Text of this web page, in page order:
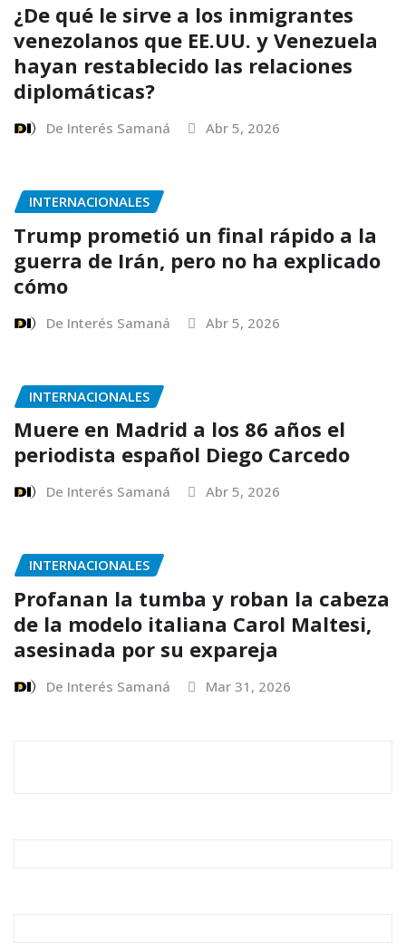
¿De qué le sirve a los inmigrantes
venezolanos que EE.UU. y Venezuela
hayan restablecido las relaciones
diplomáticas?
De Interés Samaná Abr 5, 2026
INTERNACIONALES
Trump prometió un final rápido a la
guerra de Irán, pero no ha explicado
cómo
De Interés Samaná Abr 5, 2026
INTERNACIONALES
Muere en Madrid a los 86 años el
periodista español Diego Carcedo
De Interés Samaná Abr 5, 2026
INTERNACIONALES
Profanan la tumba y roban la cabeza
de la modelo italiana Carol Maltesi,
asesinada por su expareja
De Interés Samaná Mar 31, 2026